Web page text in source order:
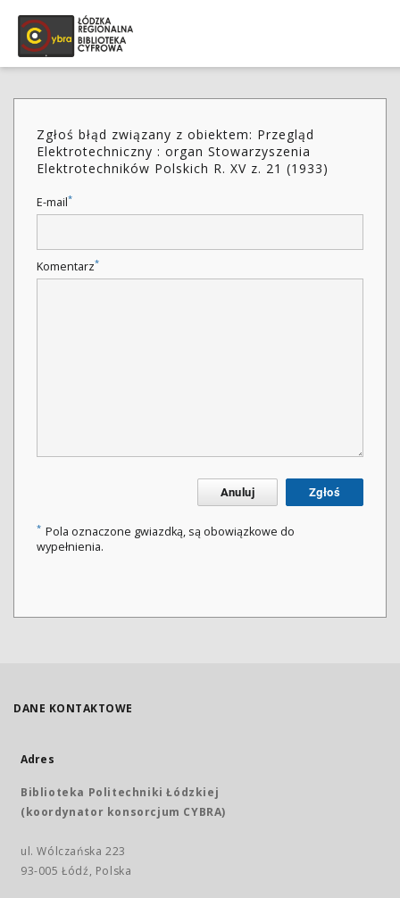
Zgłoś błąd związany z obiektem: Przegląd
Elektrotechniczny : organ Stowarzyszenia
Elektrotechników Polskich R. XV z. 21 (1933)
E-mail*
Komentarz*
Anuluj Zgłoś
* Pola oznaczone gwiazdką, są obowiązkowe do
wypełnienia.
DANE KONTAKTOWE
Adres
Biblioteka Politechniki Łódzkiej
(koordynator konsorcjum CYBRA)
ul. Wólczańska 223
93-005 Łódź, Polska